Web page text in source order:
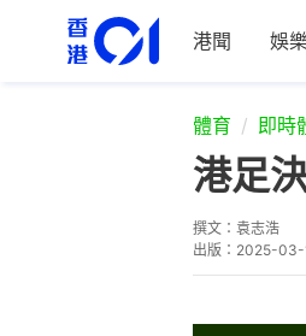
港聞 娛
體育 即時
港足
撰文： 袁志浩
出版： 2025-03-